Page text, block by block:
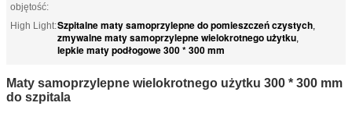
objętość:
High Light:Szpitalne maty samoprzylepne do pomieszczeń czystych,
zmywalne maty samoprzylepne wielokrotnego użytku,
lepkie maty podłogowe 300 * 300 mm
Maty samoprzylepne wielokrotnego użytku 300 * 300 mm
do szpitala